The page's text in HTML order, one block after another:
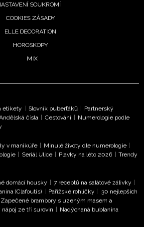
ODESLAT
SOUKROMÍ
COOKIES ZÁSADY
ELLE DECORATION
HOROSKOPY
MIX
etikety | Slovník puberťáků | Partnerský
čísla | Cestování | Numerologie podle
v manikúře | Minulé životy dle numerologie |
| Seriál Ulice | Plavky na léto 2026 | Trendy
domácí housky | 7 receptů na salátové zálivky |
(Clafoutis) | Pařížské rohlíčky | 30 nejlepších
Zapečené brambory s uzeným masem a
nápoj ze tří surovin | Nadýchaná bublanina